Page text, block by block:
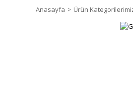
Anasayfa Ürün